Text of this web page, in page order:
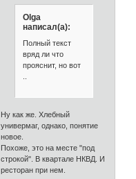
Olga
написал(а):
Полный текст
вряд ли что
прояснит, но вот
Ну как же. Хлебный
универмаг, однако, понятие
новое.
Похоже, это на месте "под
строкой". В квартале НКВД. И
ресторан при нем.